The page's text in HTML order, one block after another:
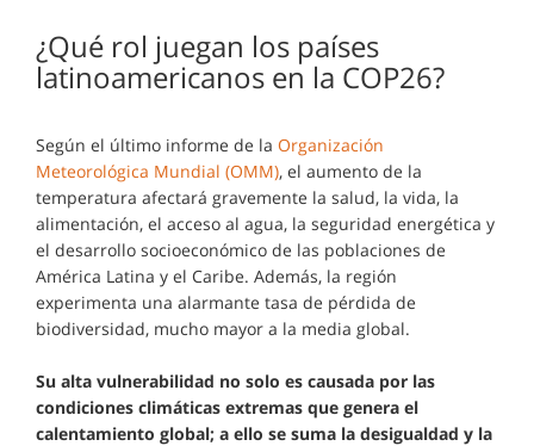
¿Qué rol juegan los países
latinoamericanos en la COP26?
Según el último informe de la Organización
Meteorológica Mundial (OMM), el aumento de la
temperatura afectará gravemente la salud, la vida, la
alimentación, el acceso al agua, la seguridad energética y
el desarrollo socioeconómico de las poblaciones de
América Latina y el Caribe. Además, la región
experimenta una alarmante tasa de pérdida de
biodiversidad, mucho mayor a la media global.
Su alta vulnerabilidad no solo es causada por las
condiciones climáticas extremas que genera el
calentamiento global; a ello se suma la desigualdad y la